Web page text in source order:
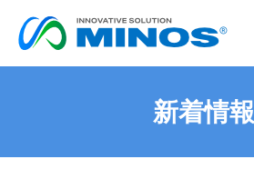
新着情報